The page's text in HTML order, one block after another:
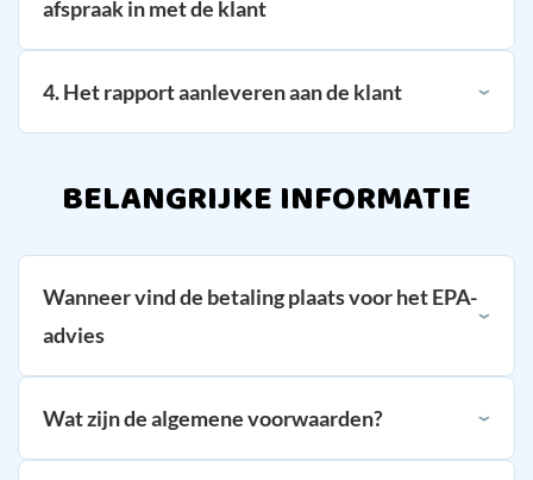
afspraak in met de klant
4. Het rapport aanleveren aan de klant
BELANGRIJKE INFORMATIE
Wanneer vind de betaling plaats voor het EPA-
advies
Wat zijn de algemene voorwaarden?